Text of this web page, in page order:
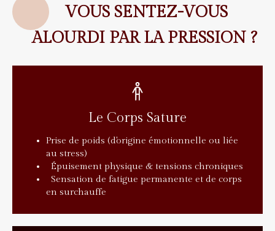
VOUS SENTEZ-VOUS
ALOURDI PAR LA PRESSION ?
Le Corps Sature
Prise de poids (d'origine émotionnelle ou liée
au stress)
Épuisement physique & tensions chroniques
Sensation de fatigue permanente et de corps
en surchauffe